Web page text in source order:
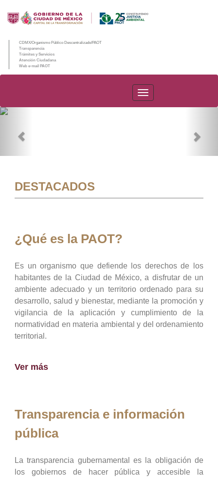
CDMX/Organismo Público Descentralizado/PAOT
Transparencia
Trámites y Servicios
Atención Ciudadana
Web e-mail PAOT
PAOT
DESTACADOS
¿Qué es la PAOT?
Es un organismo que defiende los derechos de los
habitantes de la Ciudad de México, a disfrutar de un
ambiente adecuado y un territorio ordenado para su
desarrollo, salud y bienestar, mediante la promoción y
vigilancia de la aplicación y cumplimiento de la
normatividad en materia ambiental y del ordenamiento
territorial.
Ver más
Transparencia e información
pública
La transparencia gubernamental es la obligación de
los gobiernos de hacer pública y accesible la